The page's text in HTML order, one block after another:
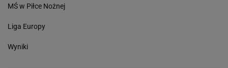
MŚ w Piłce Nożnej
Liga Europy
Wyniki